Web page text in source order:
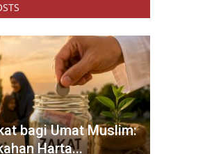
bagi Umat Muslim:
Harta...